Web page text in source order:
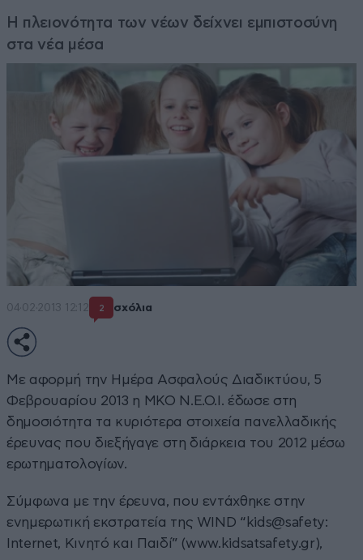
Η πλειονότητα των νέων δείχνει εμπιστοσύνη
στα νέα μέσα
04·02·2013 12:12 2 σχόλια
Με αφορμή την Ημέρα Ασφαλούς Διαδικτύου, 5
Φεβρουαρίου 2013 η ΜΚΟ Ν.Ε.Ο.Ι. έδωσε στη
δημοσιότητα τα κυριότερα στοιχεία πανελλαδικής
έρευνας που διεξήγαγε στη διάρκεια του 2012 μέσω
ερωτηματολογίων.
Σύμφωνα με την έρευνα, που εντάχθηκε στην
ενημερωτική εκστρατεία της WIND “kids@safety:
Internet, Κινητό και Παιδί” (www.kidsatsafety.gr),